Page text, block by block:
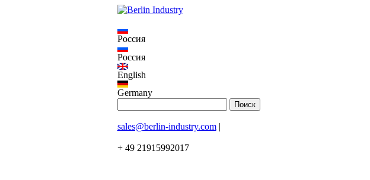
Россия
Россия
English
Germany
sales@berlin-industry.com|
+ 49 21915992017